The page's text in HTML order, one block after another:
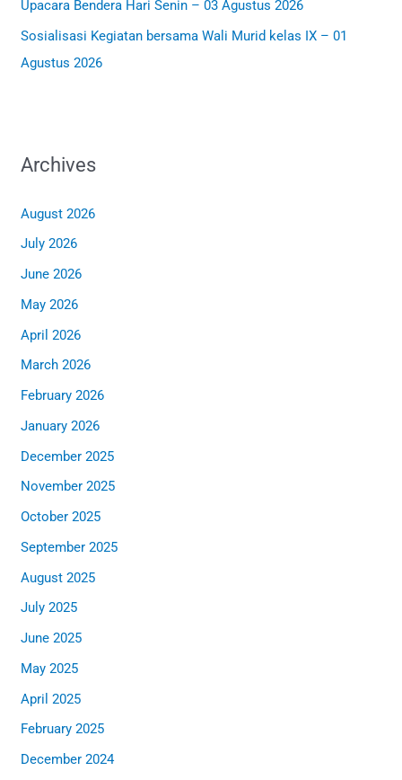
Upacara Bendera Hari Senin – 03 Agustus 2026
Sosialisasi Kegiatan bersama Wali Murid kelas IX – 01
Agustus 2026
Archives
August 2026
July 2026
June 2026
May 2026
April 2026
March 2026
February 2026
January 2026
December 2025
November 2025
October 2025
September 2025
August 2025
July 2025
June 2025
May 2025
April 2025
February 2025
December 2024